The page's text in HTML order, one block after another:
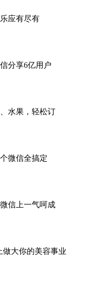
应有尽有
分享6亿用户
水果，轻松订
微信全搞定
信上一气呵成
做大你的美容事业